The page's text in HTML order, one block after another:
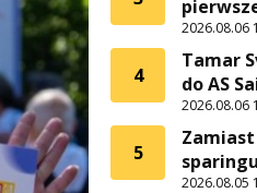
2026.08.06
4
Tamar
do AS
2026.08.06
5
2026.08.05